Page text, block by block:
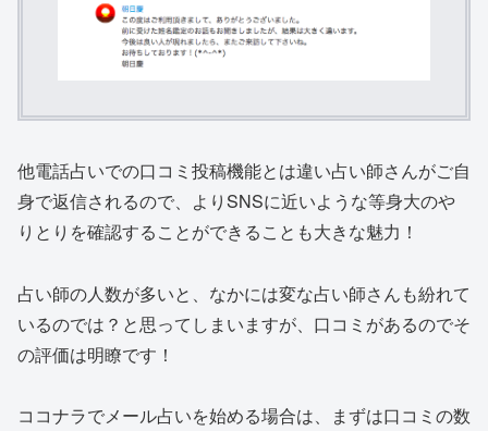
他電話占いでの口コミ投稿機能とは違い占い師さんがご自
身で返信されるので、よりSNSに近いような等身大のや
りとりを確認することができることも大きな魅力！
占い師の人数が多いと、なかには変な占い師さんも紛れて
いるのでは？と思ってしまいますが、口コミがあるのでそ
の評価は明瞭です！
ココナラでメール占いを始める場合は、まずは口コミの数